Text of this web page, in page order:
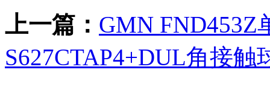
上一篇： GMN FND453Z
S627CTAP4+DUL角接触